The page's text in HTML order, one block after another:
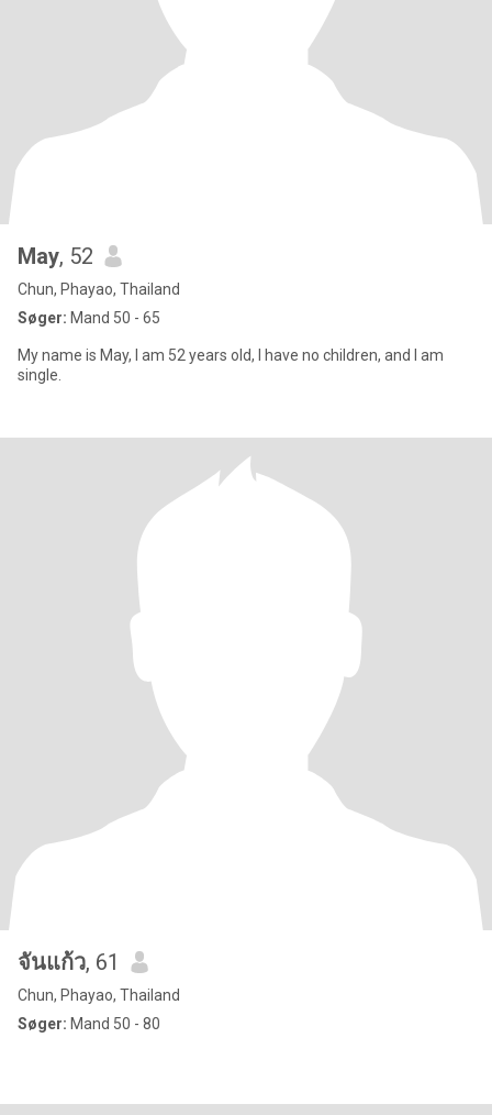
May, 52
Chun, Phayao, Thailand
Søger: Mand 50 - 65
My name is May, I am 52 years old, I have no children, and I am
single.
จันแก้ว, 61
Chun, Phayao, Thailand
Søger: Mand 50 - 80